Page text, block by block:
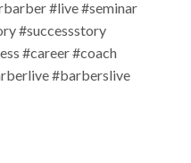
#live #seminar
#successstory
#career #coach
#barberslive